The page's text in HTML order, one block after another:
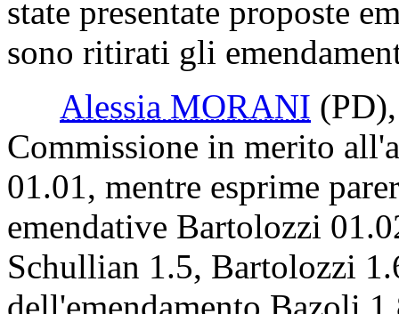
La Commissione
oggetto, rinviato nella
Francesca
state presentate proposte
sono ritirati gli
Alessia MORANI (PD)
Commissione in merito